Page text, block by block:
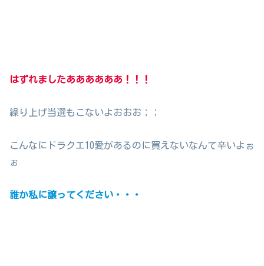
はずれましたああああああ！！！
繰り上げ当選もこないよおおお；；
こんなにドラクエ10愛があるのに買えないなんて辛いよぉ
ぉ
誰か私に譲ってください・・・